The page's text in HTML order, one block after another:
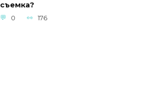
съемка?
0 176